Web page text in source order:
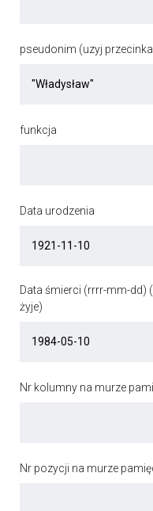
pseudonim (uzyj
funkcja
Data urodzenia
Data śmierci (rrrr-mm-dd)
żyje)
Nr kolumny na murze
Nr pozycji na murze